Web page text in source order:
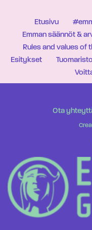
Etusivu
Emman säännöt &
Rules and values of
Esitykset
Ota